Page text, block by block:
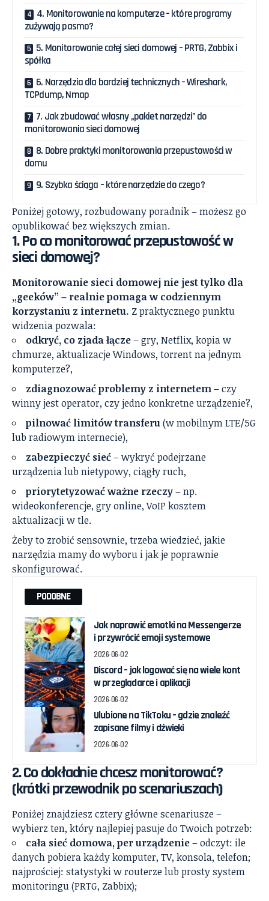
4. Monitorowanie na komputerze – które programy
zużywają pasmo?
5. Monitorowanie całej sieci domowej – PRTG, Zabbix i
spółka
6. Narzędzia dla bardziej technicznych – Wireshark,
TCPdump, Nmap
7. Jak zbudować własny „pakiet narzędzi” do
monitorowania sieci domowej
8. Dobre praktyki monitorowania przepustowości w
domu
9. Szybka ściąga – które narzędzie do czego?
Poniżej gotowy, rozbudowany poradnik – możesz go
opublikować bez większych zmian.
1. Po co monitorować przepustowość w
sieci domowej?
Monitorowanie sieci domowej nie jest tylko dla
„geeków” – realnie pomaga w codziennym
korzystaniu z internetu. Z praktycznego punktu
widzenia pozwala:
odkryć, co zjada łącze– gry, Netflix, kopia w
chmurze, aktualizacje Windows, torrent na jednym
komputerze?,
zdiagnozować problemy z internetem– czy
winny jest operator, czy jedno konkretne urządzenie?,
pilnować limitów transferu(w mobilnym LTE/5G
lub radiowym internecie),
zabezpieczyć sieć– wykryć podejrzane
urządzenia lub nietypowy, ciągły ruch,
priorytetyzować ważne rzeczy– np.
wideokonferencje, gry online, VoIP kosztem
aktualizacji w tle.
Żeby to zrobić sensownie, trzeba wiedzieć, jakie
narzędzia mamy do wyboru i jak je poprawnie
skonfigurować.
PODOBNE
Jak naprawić emotki na Messengerze
i przywrócić emoji systemowe
2026-06-02
Discord – jak logować się na wiele kont
w przeglądarce i aplikacji
2026-06-02
Ulubione na TikToku – gdzie znaleźć
zapisane filmy i dźwięki
2026-06-02
2. Co dokładnie chcesz monitorować?
(krótki przewodnik po scenariuszach)
Poniżej znajdziesz cztery główne scenariusze –
wybierz ten, który najlepiej pasuje do Twoich potrzeb:
cała sieć domowa, per urządzenie– odczyt: ile
danych pobiera każdy komputer, TV, konsola, telefon;
najprościej: statystyki w routerze lub prosty system
monitoringu (PRTG, Zabbix);